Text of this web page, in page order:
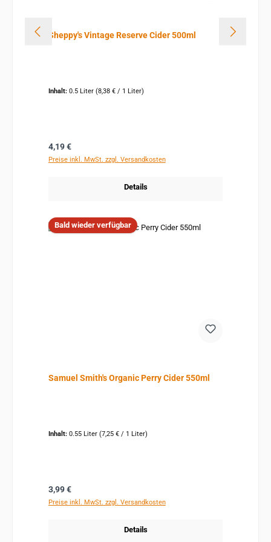
Sheppy's Vintage Reserve Cider 500ml
Inhalt: 0.5 Liter (8,38 € / 1 Liter)
Regulärer Preis:
4,19 €
Preise inkl. MwSt. zzgl. Versandkosten
Details
Bald wieder verfügbar
Samuel Smith's Organic Perry Cider 550ml
Inhalt: 0.55 Liter (7,25 € / 1 Liter)
Regulärer Preis:
3,99 €
Preise inkl. MwSt. zzgl. Versandkosten
Details